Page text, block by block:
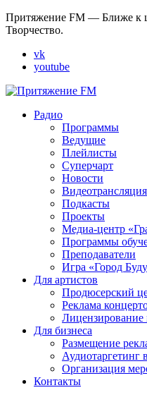
Притяжение FM — Ближе к
Творчество.
vk
youtube
Радио
Программы
Ведущие
Плейлисты
Суперчарт
Новости
Видеотрансляция
Подкасты
Проекты
Медиа-центр
Программы
Преподаватели
Игра «Город
Для артистов
Продюсерский
Реклама
Лицензирование
Для бизнеса
Размещение
Аудиотаргетинг
Организация
Контакты